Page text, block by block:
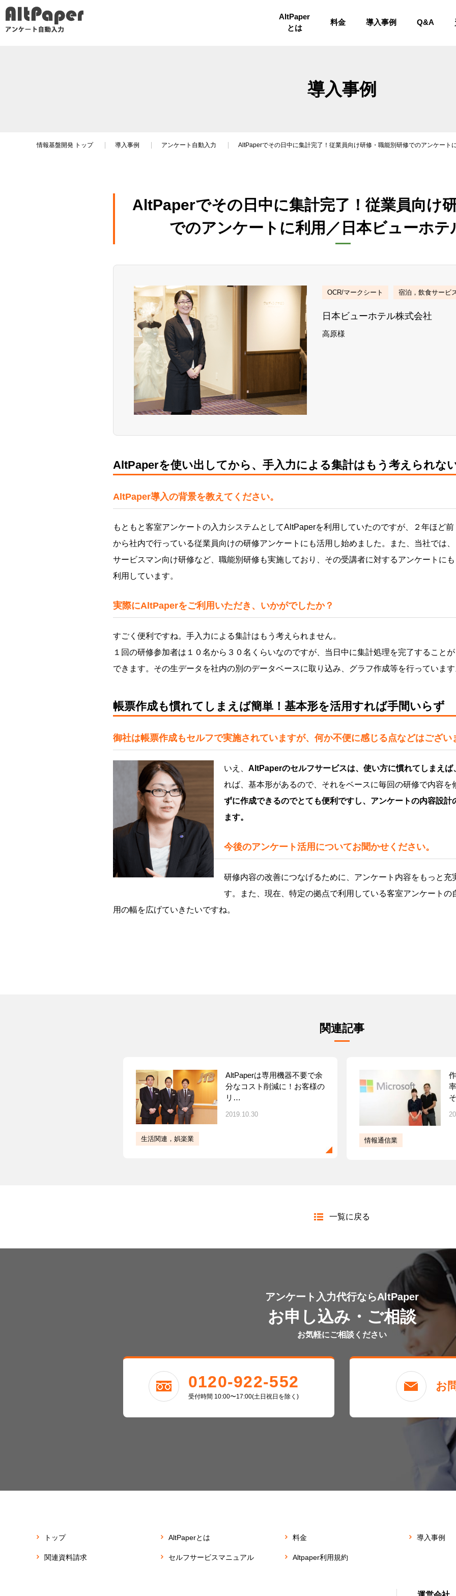
AltPaper
とは
料金 導入事例 Q&A
導入事例
情報基盤開発 トップ 導入事例 アンケート自動入力 AltPaperでその日中に集計完了！従業員向け研修・職能別研修でのアンケート
AltPaperでその日中に集計完了！従業員向け
でのアンケートに利用／日本ビューホテ
OCR/マークシート 宿泊，飲食サービ
日本ビューホテル株式会社
高原様
AltPaperを使い出してから、手入力による集計はもう考えられな
AltPaper導入の背景を教えてください。
もともと客室アンケートの入力システムとしてAltPaperを利用していたのですが、２年ほど前
から社内で行っている従業員向けの研修アンケートにも活用し始めました。また、当社では、
サービスマン向け研修など、職能別研修も実施しており、その受講者に対するアンケートにも
利用しています。
実際にAltPaperをご利用いただき、いかがでしたか？
すごく便利ですね。手入力による集計はもう考えられません。
１回の研修参加者は１０名から３０名くらいなのですが、当日中に集計処理を完了することが
できます。その生データを社内の別のデータベースに取り込み、グラフ作成等を行っていま
帳票作成も慣れてしまえば簡単！基本形を活用すれば手間いらず
御社は帳票作成もセルフで実施されていますが、何か不便に感じる点などはござい
いえ、 AltPaperのセルフサービスは、使い方に慣れてしまえば
れば、基本形があるので、それをベースに毎回の研修で内容を
ずに作成できるのでとても便利ですし、アンケートの内容設計
ます。
今後のアンケート活用についてお聞かせください。
研修内容の改善につなげるために、アンケート内容をもっと充
す。また、現在、特定の拠点で利用している客室アンケートの
用の幅を広げていきたいですね。
関連記事
AltPaperは専用機器不要で余
分なコスト削減に！お客様の
リ…
2019.10.30
生活関連，娯楽業 情報通信業
一覧に戻る
アンケート入力代行ならAltPaper
お申し込み・ご相談
お気軽にご相談ください
0120-922-552
受付時間 10:00〜17:00(土日祝日を除く)
お
トップ AltPaperとは 料金 導入事例
関連資料請求 セルフサービスマニュアル Altpaper利用規約